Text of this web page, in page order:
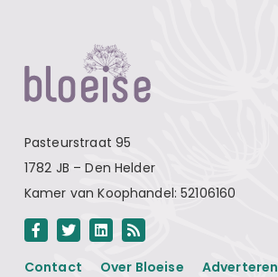
Pasteurstraat 95
1782 JB – Den Helder
Kamer van Koophandel: 52106160
Contact Over Bloeise Adverteren